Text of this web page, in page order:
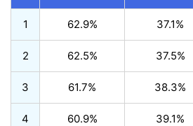
1 62.9% 37.1%
2 62.5% 37.5%
3 61.7% 38.3%
4 60.9% 39.1%